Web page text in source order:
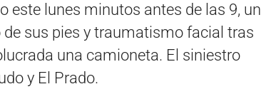
este lunes minutos antes de las 9, un
sus pies y traumatismo facial tras
una camioneta. El siniestro
y El Prado.